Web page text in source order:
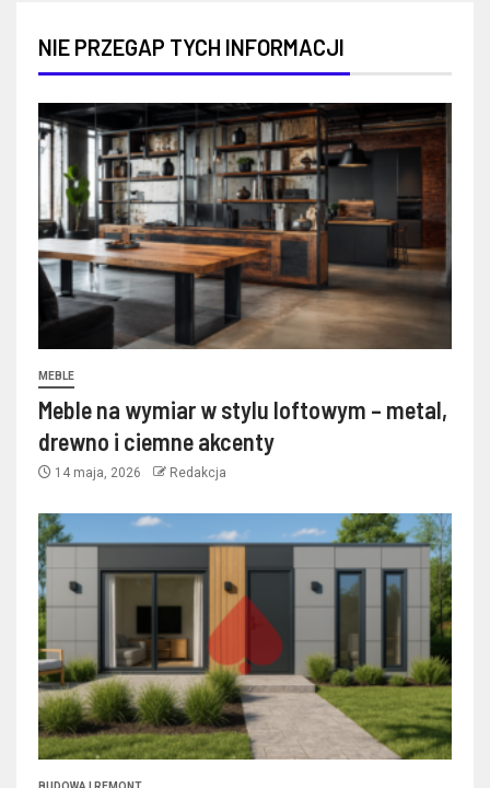
NIE PRZEGAP TYCH INFORMACJI
MEBLE
Meble na wymiar w stylu loftowym – metal,
drewno i ciemne akcenty
14 maja, 2026 Redakcja